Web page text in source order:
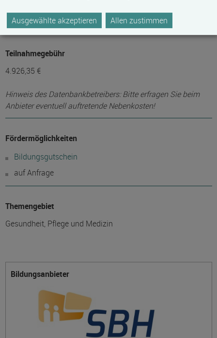
20
Teilnahmegebühr
4.926,35 €
Hinweis des Datenbankbetreibers: Bitte erfragen Sie beim
Anbieter eventuell auftretende Nebenkosten!
Fördermöglichkeiten
Bildungsgutschein
auf Anfrage
Themengebiet
Gesundheit, Pflege und Medizin
Bildungsanbieter
Ausgewählte akzeptieren Allen zustimmen